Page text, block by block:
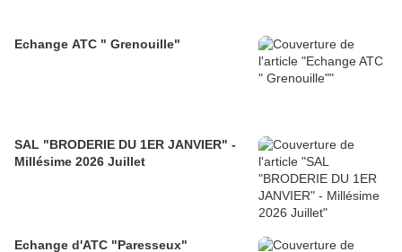
Echange ATC " Grenouille"
SAL "BRODERIE DU 1ER JANVIER" -
Millésime 2026 Juillet
Echange d'ATC "Paresseux"